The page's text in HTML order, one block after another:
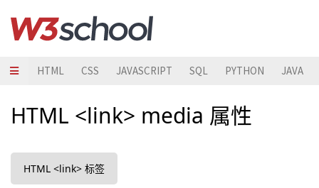
HTML CSS JAVASCRIPT SQL PYTHON JAVA
HTML <link> media 属性
HTML <link> 标签